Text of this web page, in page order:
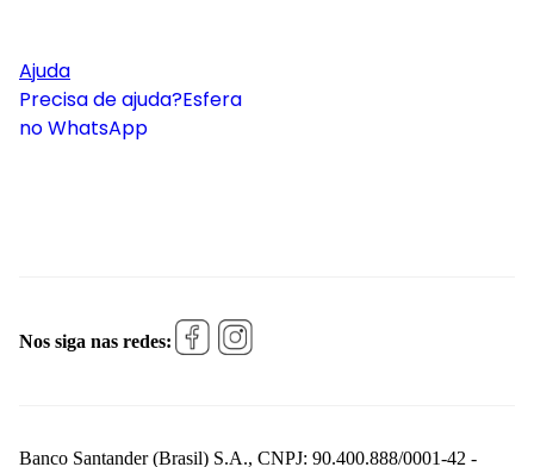
Ajuda
Precisa de ajuda?Esfera
no WhatsApp
Nos siga nas redes:
Banco Santander (Brasil) S.A., CNPJ: 90.400.888/0001-42 -